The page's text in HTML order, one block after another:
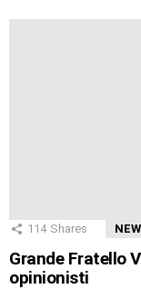
114 Shares
Grande Fratello
opinionisti